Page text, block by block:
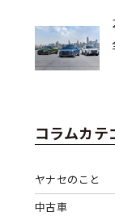
コラムカテ
ヤナセのこと
中古車